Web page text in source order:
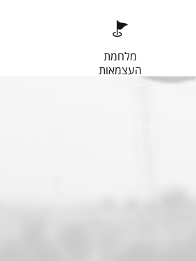
מלחמת
העצמאות